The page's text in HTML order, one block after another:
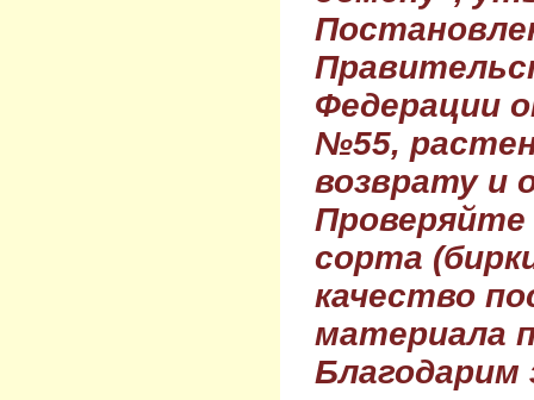
Федерации
№55,
возврату и
Проверяйте
сорта
качество
материала
Благодарим